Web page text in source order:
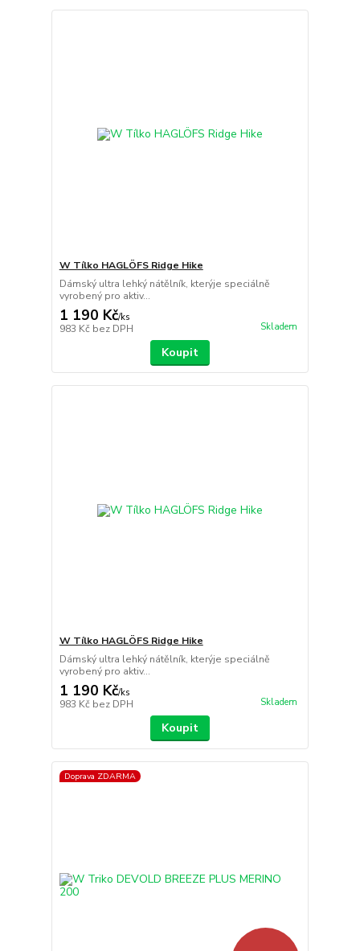
W Tílko HAGLÖFS Ridge Hike
Dámský ultra lehký nátělník, kterýje speciálně
vyrobený pro aktiv...
1 190 Kč/ks
983 Kč bez DPH Skladem
Koupit
W Tílko HAGLÖFS Ridge Hike
Dámský ultra lehký nátělník, kterýje speciálně
vyrobený pro aktiv...
1 190 Kč/ks
983 Kč bez DPH Skladem
Koupit
Doprava ZDARMA